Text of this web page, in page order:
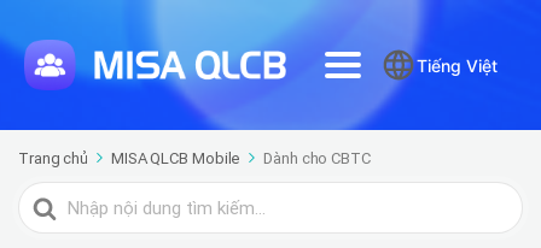
Tiếng Việt
Trang chủ MISA QLCB Mobile Dành cho CBTC
Tìm
kiếm